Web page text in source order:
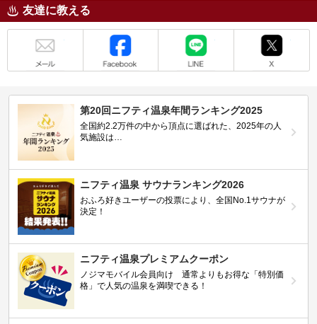
友達に教える
第20回ニフティ温泉年間ランキング2025
全国約2.2万件の中から頂点に選ばれた、2025年の人
気施設は…
ニフティ温泉 サウナランキング2026
おふろ好きユーザーの投票により、全国No.1サウナが
決定！
ニフティ温泉プレミアムクーポン
ノジマモバイル会員向け 通常よりもお得な「特別価
格」で人気の温泉を満喫できる！